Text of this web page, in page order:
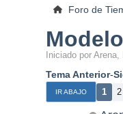
Foro de
Iniciado por
Tema Anterior-
IR ABAJO 1 2